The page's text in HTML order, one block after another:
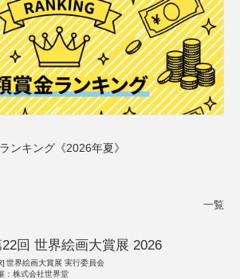
ンキング《2026年夏》
一覧
回 世界絵画大賞展 2026
世界絵画大賞展 実行委員会
：株式会社世界堂